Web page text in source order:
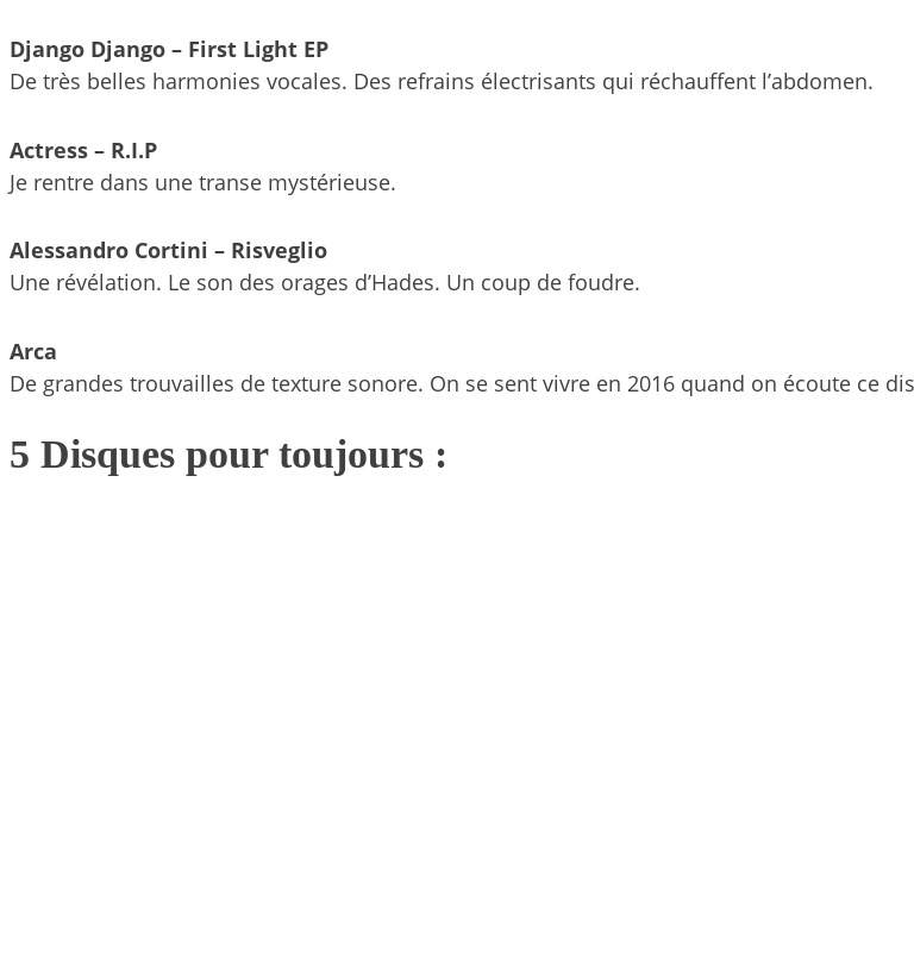
Django Django – First Light EP
De très belles harmonies vocales. Des refrains électrisants qui réchauffent l’abdomen.
Actress – R.I.P
Je rentre dans une transe mystérieuse.
Alessandro Cortini – Risveglio
Une révélation. Le son des orages d’Hades. Un coup de foudre.
Arca
De grandes trouvailles de texture sonore. On se sent vivre en 2016 quand on écoute ce
5 Disques pour toujours :